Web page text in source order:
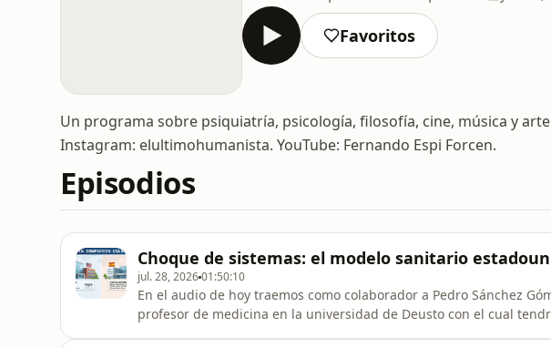
Favoritos
Un programa sobre psiquiatría, psicología, filosofía, cine, música y
Instagram: elultimohumanista. YouTube: Fernando Espi Forcen.
Episodios
Choque de sistemas: el modelo sanitario
jul. 28, 202601:50:10
En el audio de hoy traemos como colaborador a Pedro Sánchez
profesor de medicina en la universidad de Deusto con el cual